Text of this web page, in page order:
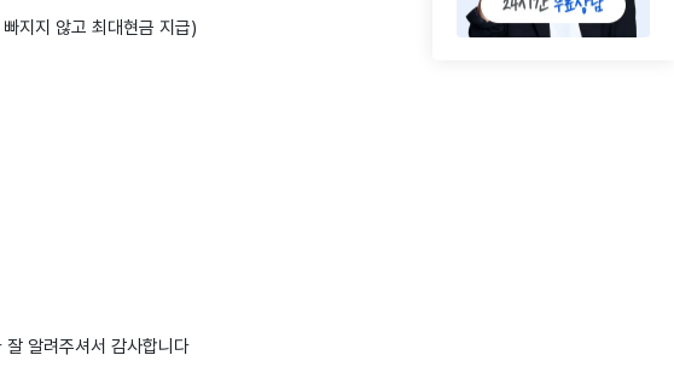
지지 않고 최대현금 지급)
알려주셔서 감사합니다